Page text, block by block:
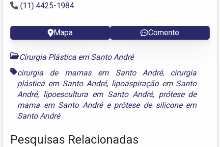
(11) 4425-1984
Mapa Comente
Cirurgia Plástica em Santo André
cirurgia de mamas em Santo André, cirurgia
plástica em Santo André, lipoaspiração em Santo
André, lipoescultura em Santo André, prótese de
mama em Santo Andrée prótese de silicone em
Santo André
Pesquisas Relacionadas